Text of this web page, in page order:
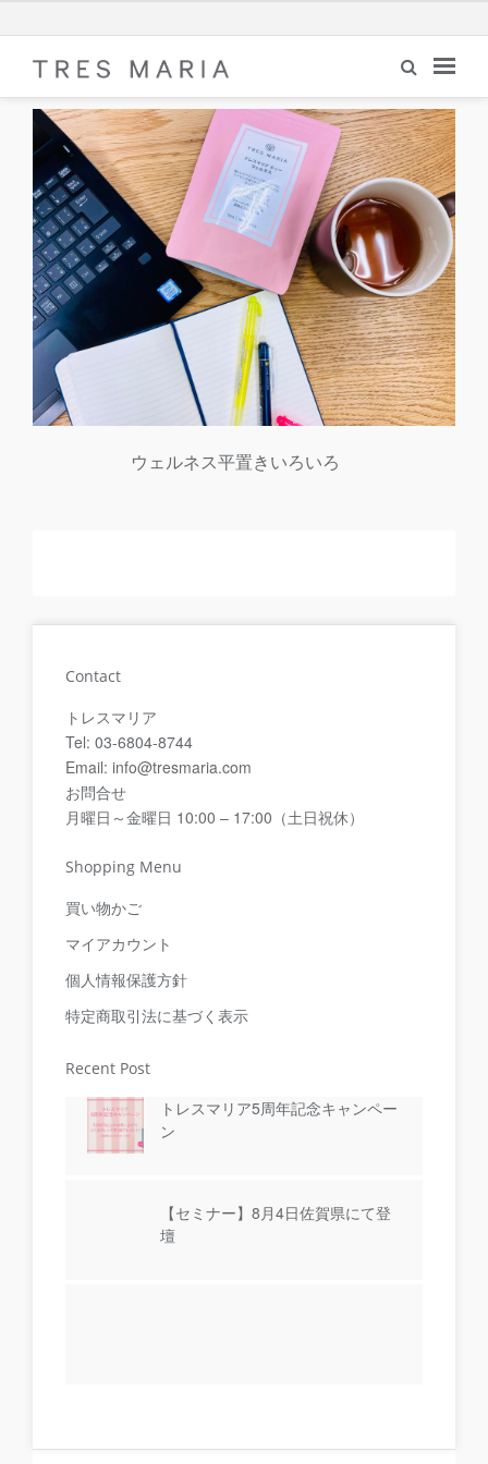
ウェルネス平置きいろいろ
Contact
トレスマリア
Tel: 03-6804-8744
Email: info@tresmaria.com
お問合せ
月曜日～金曜日 10:00 – 17:00（土日祝休）
Shopping Menu
買い物かご
マイアカウント
個人情報保護方針
特定商取引法に基づく表示
Recent Post
トレスマリア5周年記念キャンペー
ン
【セミナー】8月4日佐賀県にて登
壇